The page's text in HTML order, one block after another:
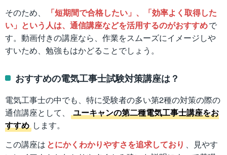
そのため、
「短期間で合格したい」、「効率よく取得した
い」という人は、通信講座などを活用するのがおすすめで
す。動画付きの講座なら、作業をスムーズにイメージしや
すいため、勉強もはかどることでしょう。
おすすめの電気工事士試験対策講座は？
電気工事士の中でも、特に受験者の多い第2種の対策の際の
通信講座として、
ユーキャンの第二種電気工事士講座をお
すすめ します。
この講座は とにかくわかりやすさを追求しており 、見やす